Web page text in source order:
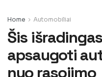
Home Automobiliai
Šis
apsaugoti
nuo rasojimo